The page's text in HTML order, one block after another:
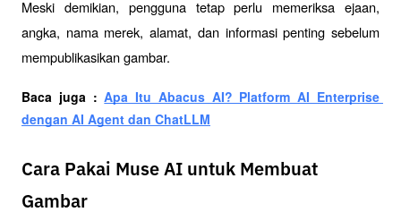
Meski demikian, pengguna tetap perlu memeriksa ejaan,
angka, nama merek, alamat, dan informasi penting sebelum
mempublikasikan gambar.
Baca juga : Apa Itu Abacus AI? Platform AI Enterprise
dengan AI Agent dan ChatLLM
Cara Pakai Muse AI untuk Membuat
Gambar